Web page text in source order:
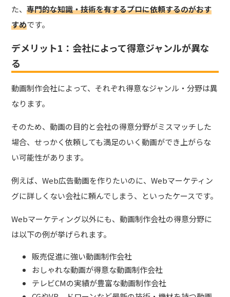
た、専門的な知識・技術を有するプロに依頼するのがおす
すめです。
デメリット1：会社によって得意ジャンルが異な
る
動画制作会社によって、それぞれ得意なジャンル・分野は異
なります。
そのため、動画の目的と会社の得意分野がミスマッチした
場合、せっかく依頼しても満足のいく動画ができ上がらな
い可能性があります。
例えば、Web広告動画を作りたいのに、Webマーケティン
グに詳しくない会社に頼んでしまう、といったケースです。
Webマーケティング以外にも、動画制作会社の得意分野に
は以下の例が挙げられます。
販売促進に強い動画制作会社
おしゃれな動画が得意な動画制作会社
テレビCMの実績が豊富な動画制作会社